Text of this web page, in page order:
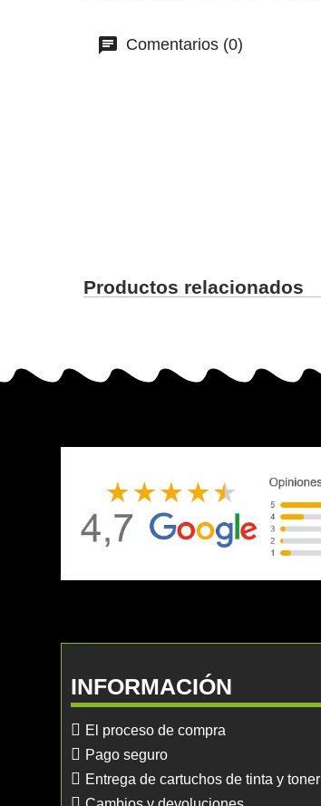
Comentarios (0)
Productos relacionados
INFORMACIÓN
El proceso de compra
Pago seguro
Entrega de cartuchos de tinta y toner